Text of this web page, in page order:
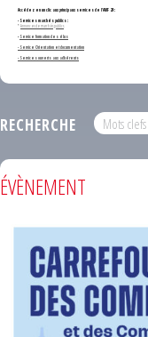
Accédez en un clic aux principaux services de l'AMF 29 :
- Services marchés publics :
*Annonces de marchés publics
-Service formation des élus
- Service Orientation et documentation
- Services ouverts aux adhérents
RECHERCHE
ÉVÈNEMENT